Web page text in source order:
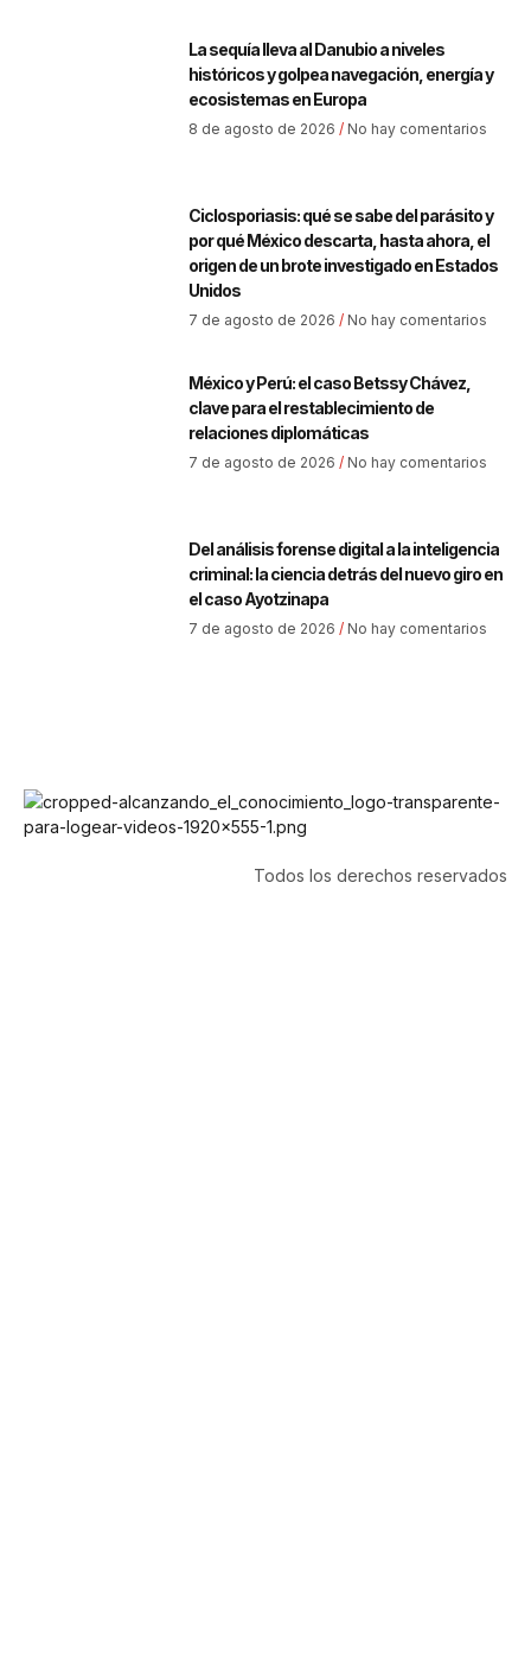
La sequía lleva al Danubio a niveles
históricos y golpea navegación, energía y
ecosistemas en Europa
8 de agosto de 2026 No hay comentarios
Ciclosporiasis: qué se sabe del parásito y
por qué México descarta, hasta ahora, el
origen de un brote investigado en Estados
Unidos
7 de agosto de 2026 No hay comentarios
México y Perú: el caso Betssy Chávez,
clave para el restablecimiento de
relaciones diplomáticas
7 de agosto de 2026 No hay comentarios
Del análisis forense digital a la inteligencia
criminal: la ciencia detrás del nuevo giro en
el caso Ayotzinapa
7 de agosto de 2026 No hay comentarios
Todos los derechos reservados